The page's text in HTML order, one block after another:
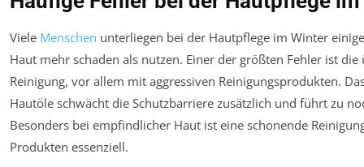
Viele Menschen unterliegen bei der Hautpflege im Winter
Haut mehr schaden als nutzen. Einer der größten Fehler ist
Reinigung, vor allem mit aggressiven Reinigungsprodukten.
Hautöle schwächt die Schutzbarriere zusätzlich und führt zu
Besonders bei empfindlicher Haut ist eine schonende
Produkten essenziell.